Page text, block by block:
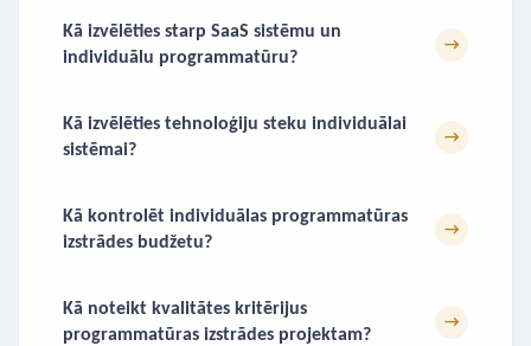
Kā izvēlēties starp SaaS sistēmu un
individuālu programmatūru?
→
Kā izvēlēties tehnoloģiju steku individuālai
sistēmai?
→
Kā kontrolēt individuālas programmatūras
izstrādes budžetu?
→
Kā noteikt kvalitātes kritērijus
programmatūras izstrādes projektam?
→